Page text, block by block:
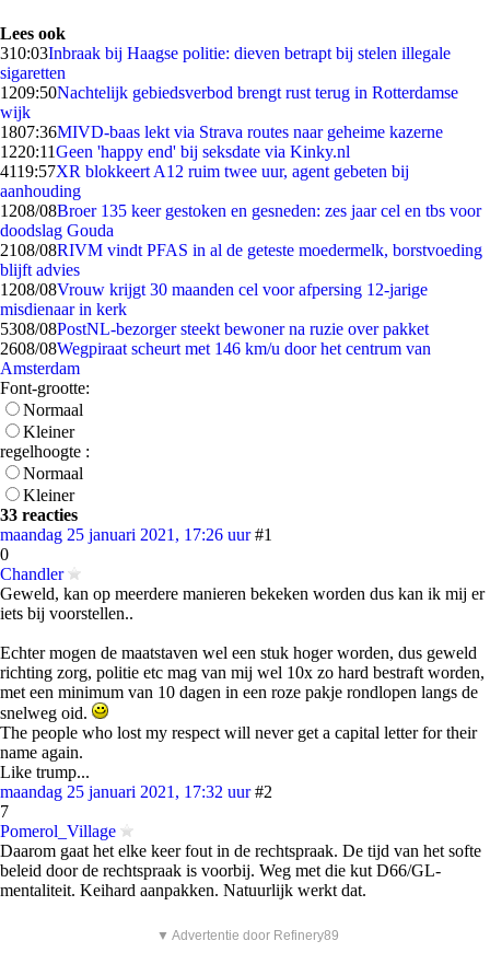
Lees ook
310:03Inbraak bij Haagse politie: dieven betrapt bij stelen illegale
sigaretten
1209:50Nachtelijk gebiedsverbod brengt rust terug in Rotterdamse
wijk
1807:36MIVD-baas lekt via Strava routes naar geheime kazerne
1220:11Geen 'happy end' bij seksdate via Kinky.nl
4119:57XR blokkeert A12 ruim twee uur, agent gebeten bij
aanhouding
1208/08Broer 135 keer gestoken en gesneden: zes jaar cel en tbs voor
doodslag Gouda
2108/08RIVM vindt PFAS in al de geteste moedermelk, borstvoeding
blijft advies
1208/08Vrouw krijgt 30 maanden cel voor afpersing 12-jarige
misdienaar in kerk
5308/08PostNL-bezorger steekt bewoner na ruzie over pakket
2608/08Wegpiraat scheurt met 146 km/u door het centrum van
Amsterdam
Font-grootte:
Normaal
Kleiner
regelhoogte :
Normaal
Kleiner
33 reacties
maandag 25 januari 2021, 17:26 uur #1
0
Chandler
Geweld, kan op meerdere manieren bekeken worden dus kan ik mij er
iets bij voorstellen..
Echter mogen de maatstaven wel een stuk hoger worden, dus geweld
richting zorg, politie etc mag van mij wel 10x zo hard bestraft worden,
met een minimum van 10 dagen in een roze pakje rondlopen langs de
snelweg oid.
The people who lost my respect will never get a capital letter for their
name again.
Like trump...
maandag 25 januari 2021, 17:32 uur #2
7
Pomerol_Village
Daarom gaat het elke keer fout in de rechtspraak. De tijd van het softe
beleid door de rechtspraak is voorbij. Weg met die kut D66/GL-
mentaliteit. Keihard aanpakken. Natuurlijk werkt dat.
▼ Advertentie door Refinery89